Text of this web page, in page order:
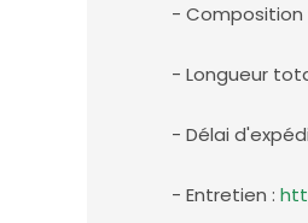
- Composition :
- Longueur
- Délai
- Entretien :